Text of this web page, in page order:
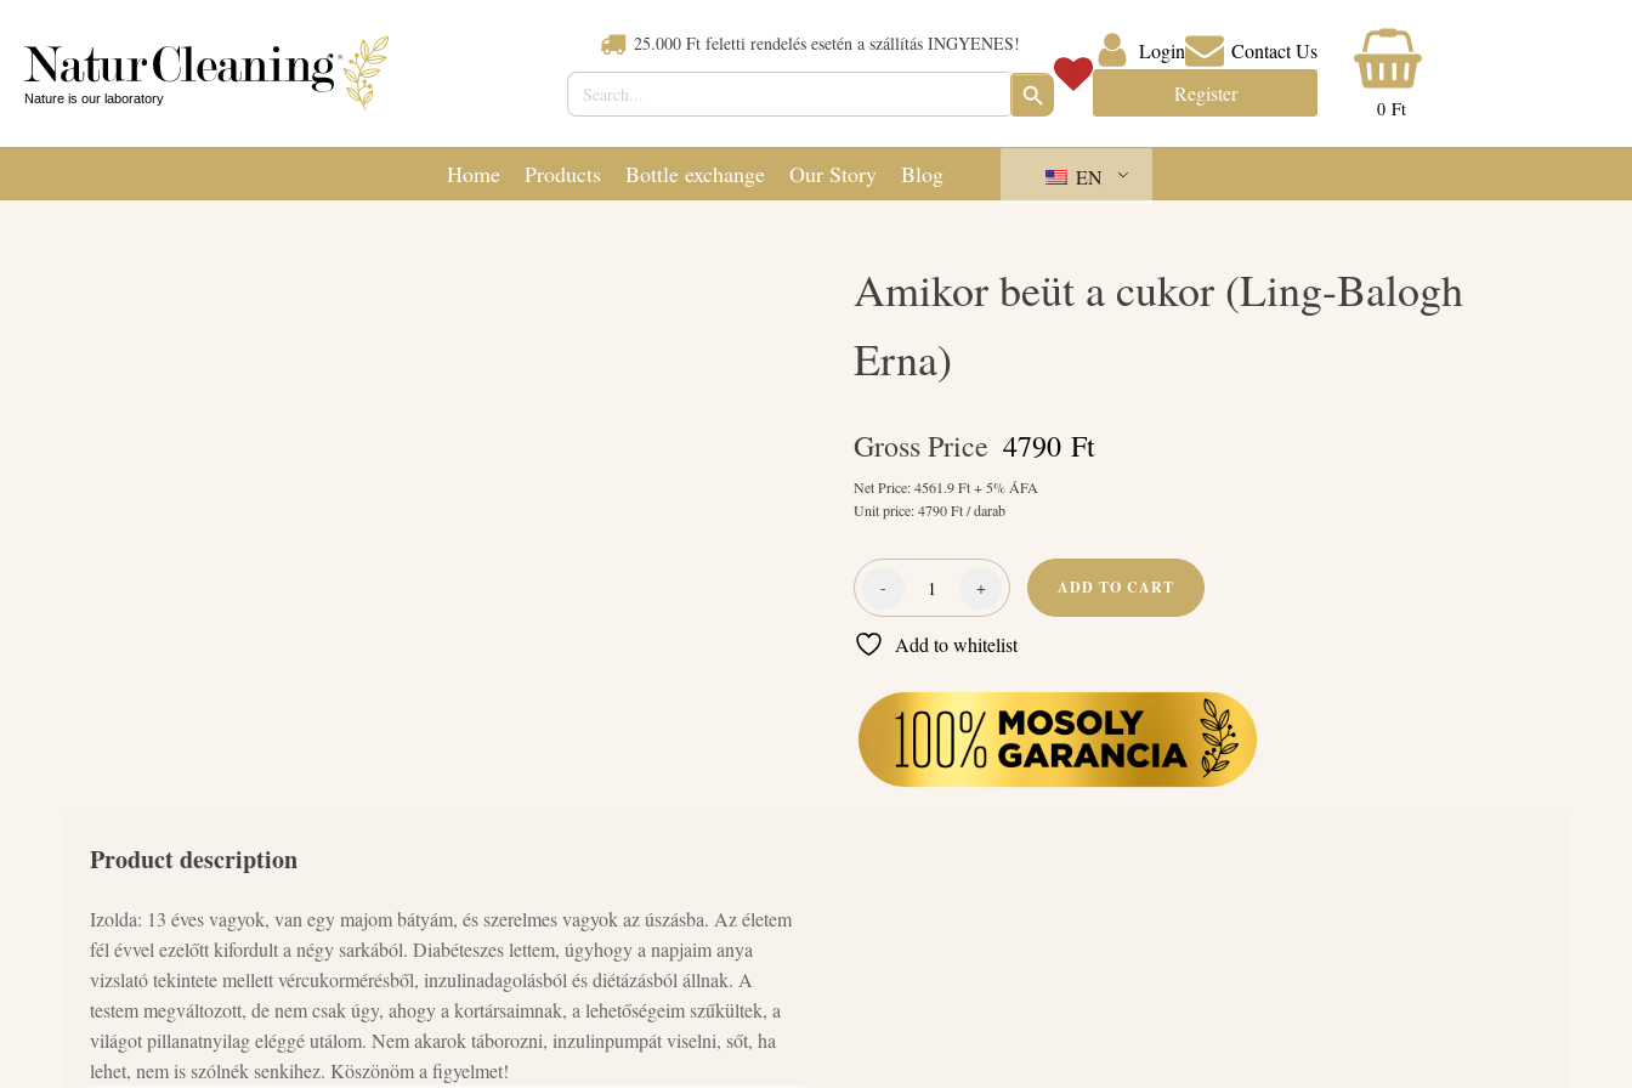
25.000 Ft feletti rendelés esetén a szállítás INGYENES!
Search
for:
SEARCH
BUTTON
Login
Contact Us
Register
0Ft
Home Products Bottle exchange Our Story Blog EN
Amikor beüt a cukor (Ling-Balogh
Erna)
Gross Price 4790 Ft
Net Price:4561.9Ft + 5% ÁFA
Unit price:4790Ft / darab
-
Amikor
beüt
a
(Ling-
Balogh
quantity
+ ADD TO CART
Add to whitelist
Product description
Izolda: 13 éves vagyok, van egy majom bátyám, és szerelmes vagyok az úszásba. Az életem
fél évvel ezelőtt kifordult a négy sarkából. Diabéteszes lettem, úgyhogy a napjaim anya
vizslató tekintete mellett vércukormérésből, inzulinadagolásból és diétázásból állnak. A
testem megváltozott, de nem csak úgy, ahogy a kortársaimnak, a lehetőségeim szűkültek, a
világot pillanatnyilag eléggé utálom. Nem akarok táborozni, inzulinpumpát viselni, sőt, ha
lehet, nem is szólnék senkihez. Köszönöm a figyelmet!